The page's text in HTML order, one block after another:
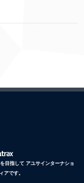
目指して アユサインターナショ
アです。